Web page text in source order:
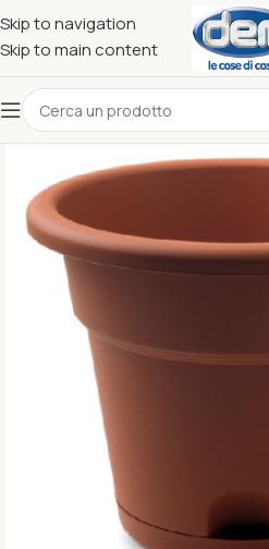
Skip to navigation
Skip to main content